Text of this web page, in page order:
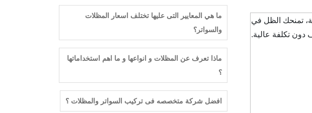
ما هي المعايير التى عليها تختلف اسعار المظلات
والسواتر؟
ماذا تعرف عن المظلات و انواعها و ما اهم استخداماتها
؟
افضل شركة متخصصه فى تركيب السواتر والمظلات ؟